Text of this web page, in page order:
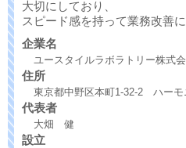
大切にしており、
スピード感を持って業務改善
企業名
ユースタイルラボラトリー株式
住所
東京都中野区本町1-32-2 ハーモ
代表者
大畑 健
設立